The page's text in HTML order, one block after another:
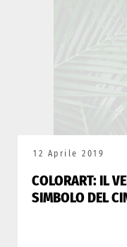
12 Aprile 2019
COLORART: IL
SIMBOLO DEL